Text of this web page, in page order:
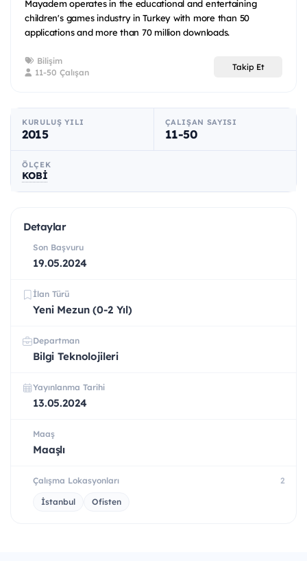
Mayadem operates in the educational and entertaining
children's games industry in Turkey with more than 50
applications and more than 70 million downloads.
Bilişim
11-50 Çalışan
Takip Et
KURULUŞ YILI
2015
ÇALIŞAN SAYISI
11-50
ÖLÇEK
KOBİ
Detaylar
Son Başvuru
19.05.2024
İlan Türü
Yeni Mezun (0-2 Yıl)
Departman
Bilgi Teknolojileri
Yayınlanma Tarihi
13.05.2024
Maaş
Maaşlı
Çalışma Lokasyonları 2
İstanbul Ofisten